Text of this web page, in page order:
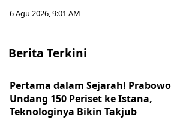
6 Agu 2026, 9:01 AM
Berita Terkini
Pertama dalam Sejarah! Prabowo
Undang 150 Periset ke Istana,
Teknologinya Bikin Takjub